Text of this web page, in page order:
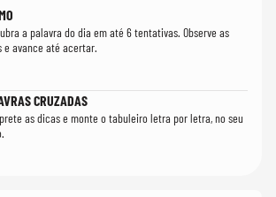
a palavra do dia em até 6 tentativas. Observe as
e avance até acertar.
CRUZADAS
as dicas e monte o tabuleiro letra por letra, no seu